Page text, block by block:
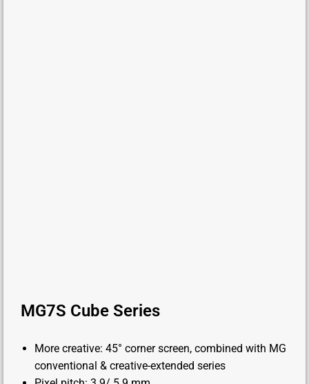
MG7S Cube Series
More creative: 45° corner screen, combined with MG
conventional & creative-extended series